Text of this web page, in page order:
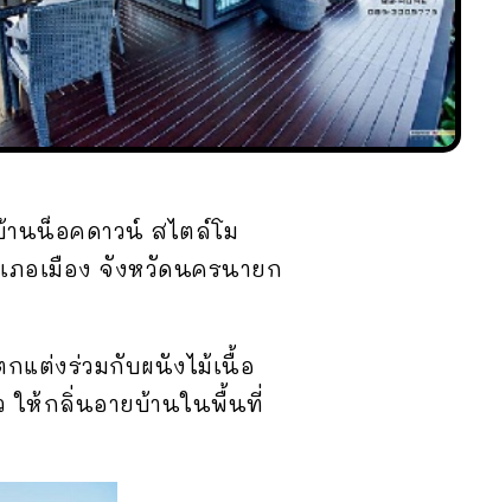
านน็อคดาวน์ สไตล์โม
ภอเมือง จังหวัดนครนายก
แต่งร่วมกับผนังไม้เนื้อ
ให้กลิ่นอายบ้านในพื้นที่